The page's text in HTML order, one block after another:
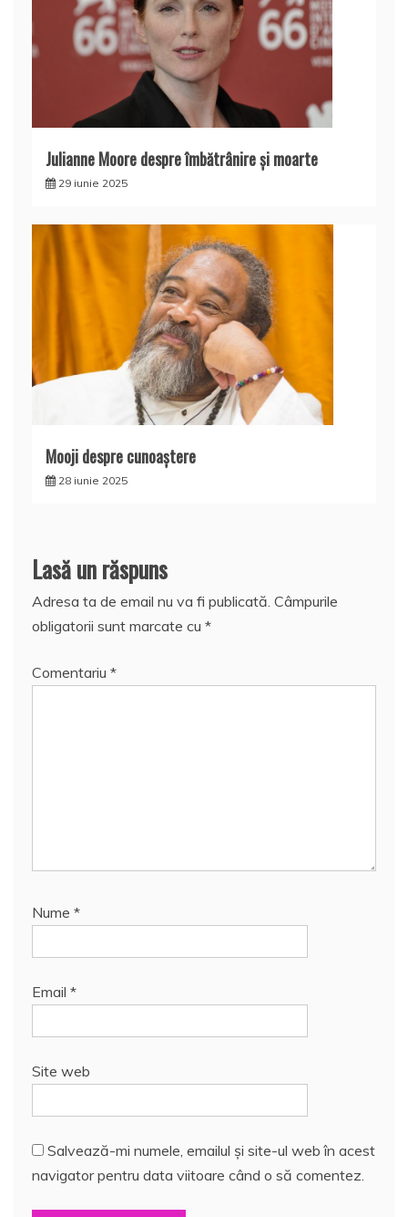
Julianne Moore despre îmbătrânire și moarte
29 iunie 2025
Mooji despre cunoaştere
28 iunie 2025
Lasă un răspuns
Adresa ta de email nu va fi publicată. Câmpurile
obligatorii sunt marcate cu *
Comentariu *
Nume *
Email *
Site web
Salvează-mi numele, emailul și site-ul web în acest
navigator pentru data viitoare când o să comentez.